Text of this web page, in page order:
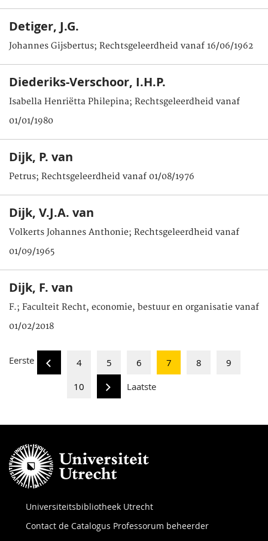
Detiger, J.G.
Johannes Gijsbertus; Rechtsgeleerdheid vanaf 16/06/1962
Diederiks-Verschoor, I.H.P.
Isabella Henriëtta Philepina; Rechtsgeleerdheid vanaf
01/01/1980
Dijk, P. van
Petrus; Rechtsgeleerdheid vanaf 01/08/1976
Dijk, V.J.A. van
Volkerts Johannes Anthonie; Rechtsgeleerdheid vanaf
01/09/1965
Dijk, F. van
F.; Faculteit Recht, economie, bestuur en organisatie vanaf
01/02/2018
Eerste 4 5 6 7 8
9
10
Laatste
Universiteitsbibliotheek Utrecht
Contact de Catalogus Professorum beheerder